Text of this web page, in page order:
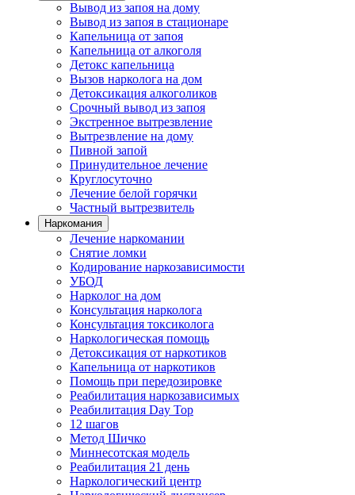
Вывод из запоя на дому
Вывод из запоя в стационаре
Капельница от запоя
Капельница от алкоголя
Детокс капельница
Вызов нарколога на дом
Детоксикация алкоголиков
Срочный вывод из запоя
Экстренное вытрезвление
Вытрезвление на дому
Пивной запой
Принудительное лечение
Круглосуточно
Лечение белой горячки
Частный вытрезвитель
Наркомания
Лечение наркомании
Снятие ломки
Кодирование наркозависимости
УБОД
Нарколог на дом
Консультация нарколога
Консультация токсиколога
Наркологическая помощь
Детоксикация от наркотиков
Капельница от наркотиков
Помощь при передозировке
Реабилитация наркозависимых
Реабилитация Day Top
12 шагов
Метод Шичко
Миннесотская модель
Реабилитация 21 день
Наркологический центр